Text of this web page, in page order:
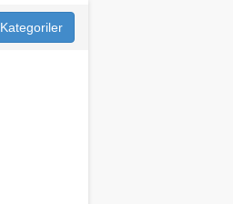
Kategoriler